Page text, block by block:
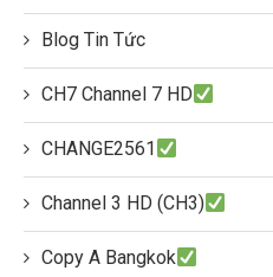
Blog Tin Tức
CH7 Channel 7 HD
CHANGE2561
Channel 3 HD (CH3)
Copy A Bangkok